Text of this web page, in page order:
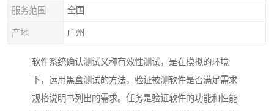
服务范围 全国
产地 广州
软件系统确认测试又称有效性测试，是在模拟的环境
下，运用黑盒测试的方法，验证被测软件是否满足需求
规格说明书列出的需求。任务是验证软件的功能和性能